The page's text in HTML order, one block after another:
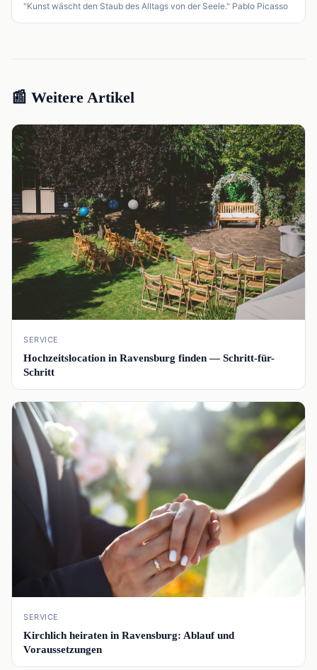
"Kunst wäscht den Staub des Alltags von der Seele." Pablo Picasso
📰 Weitere Artikel
📰
SERVICE
Hochzeitslocation in Ravensburg finden — Schritt-für-
Schritt
📰
SERVICE
Kirchlich heiraten in Ravensburg: Ablauf und
Voraussetzungen